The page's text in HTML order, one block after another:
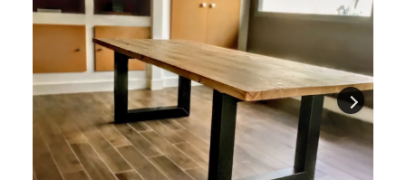
450 €
2
290 €